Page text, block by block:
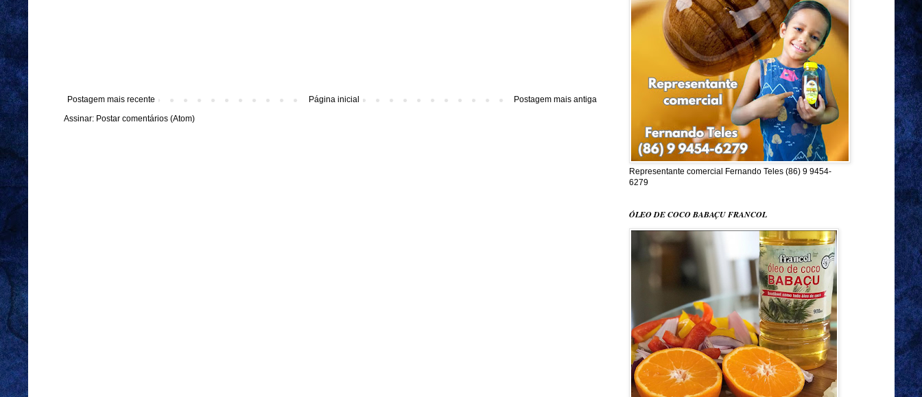
Postagem mais recente Postagem mais antiga
Página inicial
Assinar: Postar comentários (Atom)
Representante comercial Fernando Teles (86) 9 9454-
6279
ÓLEO DE COCO BABAÇU FRANCOL